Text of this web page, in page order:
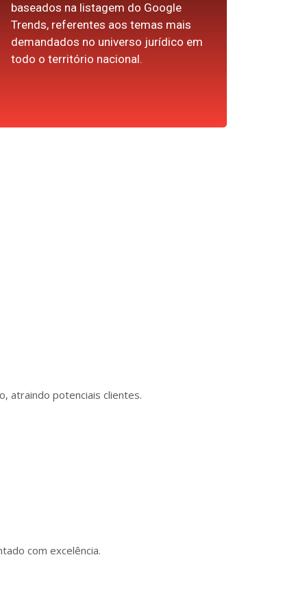
baseados na listagem do Google
Trends, referentes aos temas mais
demandados no universo jurídico em
todo o território nacional.
atraindo potenciais clientes.
com excelência.